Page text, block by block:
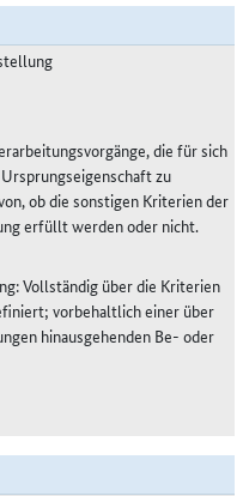
die für sich
zu
ob die sonstigen Kriterien der
erfüllt werden oder nicht.
Vollständig über die Kriterien
vorbehaltlich einer über
hinausgehenden Be- oder